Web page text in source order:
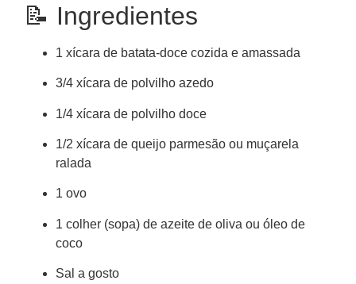
📝 Ingredientes
1 xícara de batata-doce cozida e amassada
3/4 xícara de polvilho azedo
1/4 xícara de polvilho doce
1/2 xícara de queijo parmesão ou muçarela
ralada
1 ovo
1 colher (sopa) de azeite de oliva ou óleo de
coco
Sal a gosto